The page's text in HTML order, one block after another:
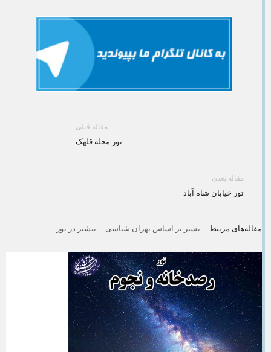
مقاله قبلی
تور محله قلهک
مقاله بعدی
تور خیابان شاه آباد
مقاله‌های مرتبط بشتر بر اساس تهران شناسی بیشتر در تور